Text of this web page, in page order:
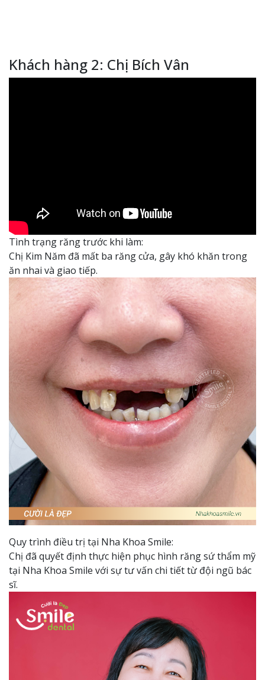
Khách hàng 2: Chị Bích Vân
Tình trạng răng trước khi làm:
Chị Kim Năm đã mất ba răng cửa, gây khó khăn trong
ăn nhai và giao tiếp.
Quy trình điều trị tại Nha Khoa Smile:
Chị đã quyết định thực hiện phục hình răng sứ thẩm mỹ
tại Nha Khoa Smile với sự tư vấn chi tiết từ đội ngũ bác
sĩ.